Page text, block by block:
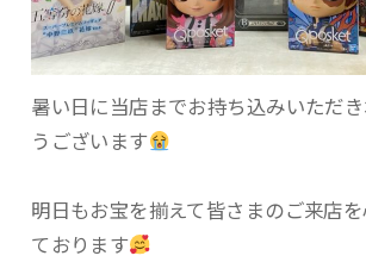
暑い日に当店までお持ち込みいただ
うございます
明日もお宝を揃えて皆さまのご来店
ております